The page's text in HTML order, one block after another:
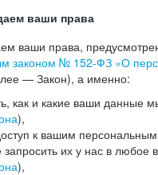
ваши права
ваши права,
законом № 152-ФЗ «О
— Закон), а именно:
как и какие ваши данные
),
к вашим
их у нас в любое
),